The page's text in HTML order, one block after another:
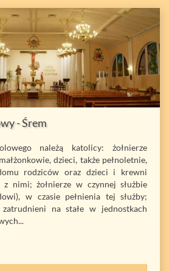
- Śrem
należą katolicy: żołnierze
dzieci, także pełnoletnie,
rodziców oraz dzieci i krewni
z nimi; żołnierze w czynnej służbie
w czasie pełnienia tej służby;
na stałe w jednostkach